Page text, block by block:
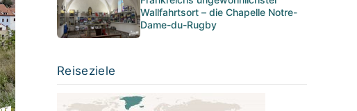
Wallfahrtsort – die Chapelle Notre-
Dame-du-Rugby
Reiseziele